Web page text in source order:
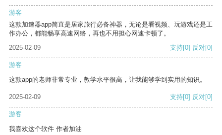
游客
这款加速器app简直是居家旅行必备神器，无论是看视频、玩游戏还是工
作办公，都能畅享高速网络，再也不用担心网速卡顿了。
2025-02-09
支持[0] 反对[0]
游客
这款app的老师非常专业，教学水平很高，让我能够学到实用的知识。
2025-02-09 支持[0] 反对[0]
游客
我喜欢这个软件 作者加油